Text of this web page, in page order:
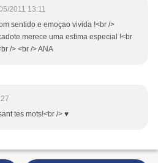
2011 13:11
sentido e emoçao vivida !<br />
merece uma estima especial !<br
/> <br /> ANA
tes mots!<br /> ♥